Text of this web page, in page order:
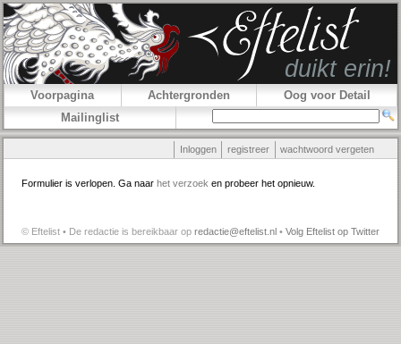
Voorpagina Achtergronden
Oog voor Detail
Mailinglist
Inloggen registreer wachtwoord vergeten
Formulier is verlopen. Ga naar het verzoek en probeer het opnieuw.
© Eftelist • De redactie is bereikbaar op redactie@eftelist.nl • Volg Eftelist op Twitter